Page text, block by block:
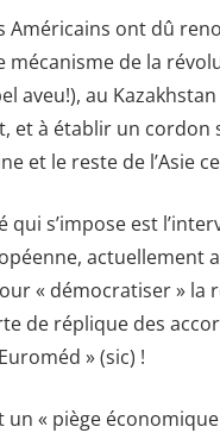
Américains ont dû
mécanisme de la
aveu!), au Kazakhstan
et à établir un cordon
et le reste de l’Asie
qui s’impose est
actuellement
« démocratiser » la
de réplique des
» (sic) !
un « piège